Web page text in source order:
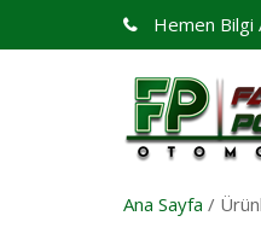
Hemen Bilgi
Ana Sayfa /